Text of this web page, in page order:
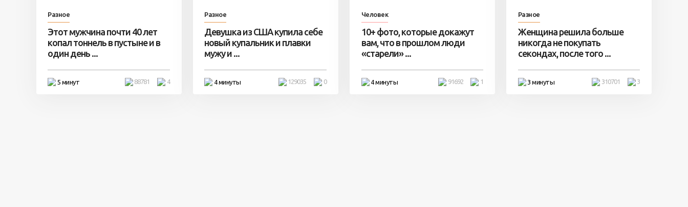
Разное
Этот мужчина почти 40 лет
копал тоннель в пустыне и в
один день ...
5 минут 4
88781
Разное
Девушка из США купила себе
новый купальник и плавки
мужу и ...
4 минуты 0
129035
Человек
10+ фото, которые докажут
вам, что в прошлом люди
«старели» ...
4 минуты 1
91692
Разное
Женщина решила больше
никогда не покупать
секондах, после того ...
3 минуты 3
310701